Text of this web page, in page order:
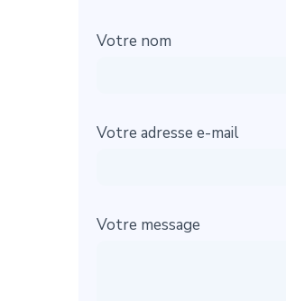
Votre nom
Votre adresse e-mail
Votre message